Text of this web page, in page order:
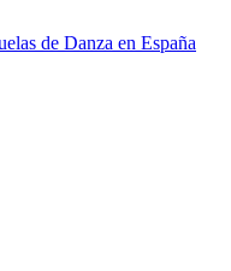
de Danza en España